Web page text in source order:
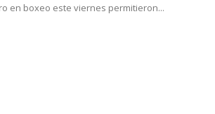
en boxeo este viernes permitieron...